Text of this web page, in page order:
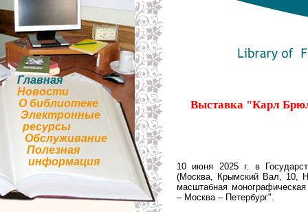
Главная
Новости
О библиотеке
Электронные
ресурсы
Обслуживание
Полезная
информация
Выставка "Карл
10 июня 2025 г. в
(Москва, Крымский Вал, 10,
масштабная
– Москва – Петербург".